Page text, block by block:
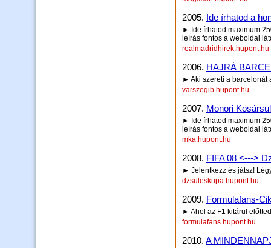
2005. Ide írhatod a
► Ide írhatod maximum
leírás fontos a weboldal
realmadridhirek.hupont.hu
2006. HAJRÁ
► Aki szereti a barcelonát
varszegib.hupont.hu
2007. Monori
► Ide írhatod maximum
leírás fontos a weboldal
mka.hupont.hu
2008. FIFA 08 <--->
► Jelentkezz és játsz!
dzsuleskupa.hupont.hu
2009. Formulafans-
► Ahol az F1 kitárul előtted
formulafans.hupont.hu
2010. A